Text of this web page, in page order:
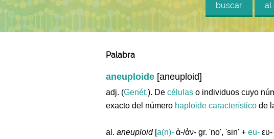
buscar al
Palabra
aneuploide [aneuploid]
adj. (Genét.). De células o individuos cuyo
exacto del número haploide característico de
al. aneuploid[a(n)- ἀ-/ἀν- gr. 'no', 'sin' + eu-